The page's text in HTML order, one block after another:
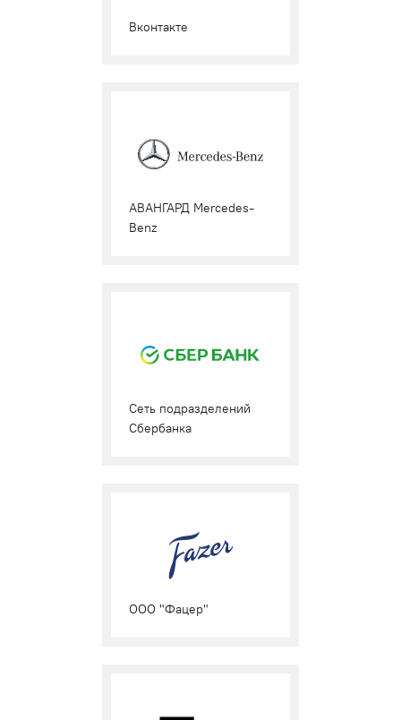
Вконтакте
АВАНГАРД Mercedes-
Benz
Cеть подразделений
Сбербанка
ООО "Фацер"